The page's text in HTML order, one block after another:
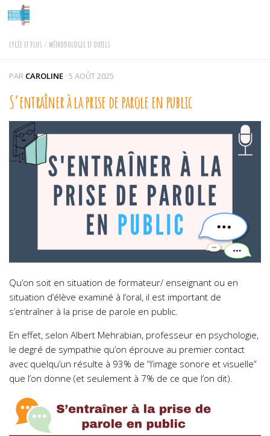
Skip to content
LYCÉE ET PLUS / MÉTHODOLOGIE ET OUTILS
PAR CAROLINE · 5 AOÛT 2025
S’entraîner à la prise de parole en public
Qu’on soit en situation de formateur/ enseignant ou en
situation d’élève examiné à l’oral, il est important de
s’entraîner à la prise de parole en public.
En effet, selon Albert Mehrabian, professeur en psychologie,
le degré de sympathie qu’on éprouve au premier contact
avec quelqu’un résulte à 93% de “l’image sonore et visuelle”
que l’on donne (et seulement à 7% de ce que l’on dit).